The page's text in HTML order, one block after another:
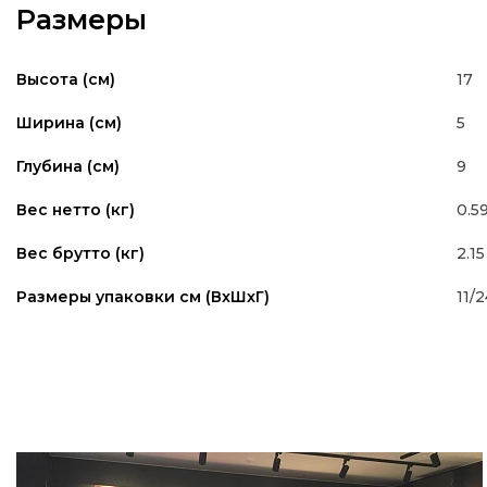
Размеры
Высота (см) 17
Ширина (см) 5
Глубина (см) 9
Вес нетто (кг) 0.59
Вес брутто (кг) 2.15
Размеры упаковки см (ВxШxГ) 11/